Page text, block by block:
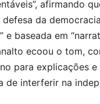
afirmando
da
baseada em
ecoou o tom,
para explicações
de interferir na